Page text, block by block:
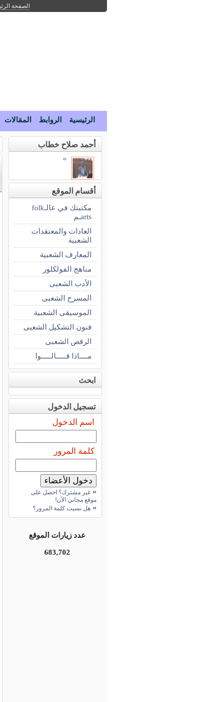
الصفحة
الرئيسية الروابط المقالات
أحمد صلاح خطاب
»
أقسام الموقع
مكتبتك في عالـfolk
artsـم
العادات والمعتقدات
الشعبية
المعارف الشعبية
مناهج الفولكلور
الأدب الشعبى
المسرح الشعبى
الموسيقى الشعبية
فنون التشكيل الشعبى
الرقص الشعبى
مــــاذا قـــــالـــــوا
ابحث
تسجيل الدخول
اسم الدخول
كلمة المرور
» غير مشترك؟ احصل على
موقع مجاني الآن!
» هل نسيت كلمة المرور؟
عدد زيارات الموقع
683,702